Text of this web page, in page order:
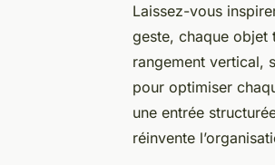
Laissez-vous
geste, chaque objet
rangement vertical,
pour optimiser
une entrée
réinvente